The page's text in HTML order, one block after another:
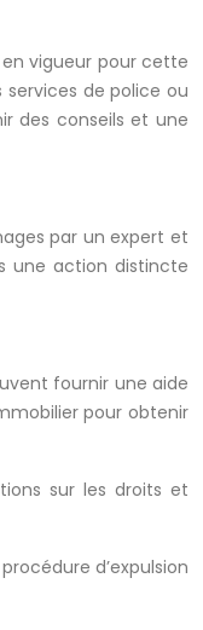
en vigueur pour cette
de police ou
des conseils et une
par un expert et
une action distincte
fournir une aide
pour obtenir
sur les droits et
d’expulsion